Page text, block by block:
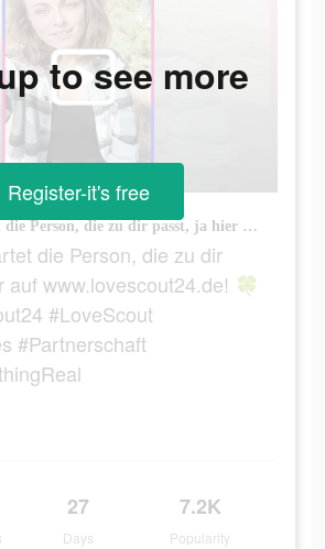
Vielleicht wartet die Person, die zu dir passt, ja hier auf www.lovescout24.de! 🍀🙌🏼#LoveScout24 #LoveScout #OnlineDates #Partnerschaft #StartSomethingReal
die Person, die zu dir
auf www.lovescout24.de! 🍀
#LoveScout
#Partnerschaft
27
Days
7.2K
Popularity
to see more
Register-it's free